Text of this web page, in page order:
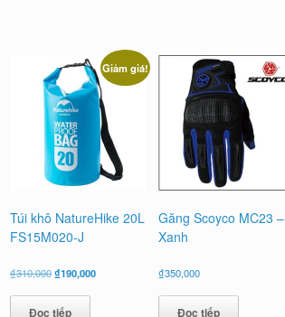
Giảm giá!
Túi khô NatureHike 20L
FS15M020-J
₫310,000 Giá
là:
₫190,000Giá
Đọc tiếp
Găng Scoyco MC23 –
Xanh
₫350,000
Đọc tiếp